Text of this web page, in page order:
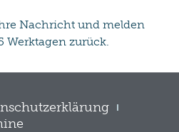
Nachricht und melden
zurück.